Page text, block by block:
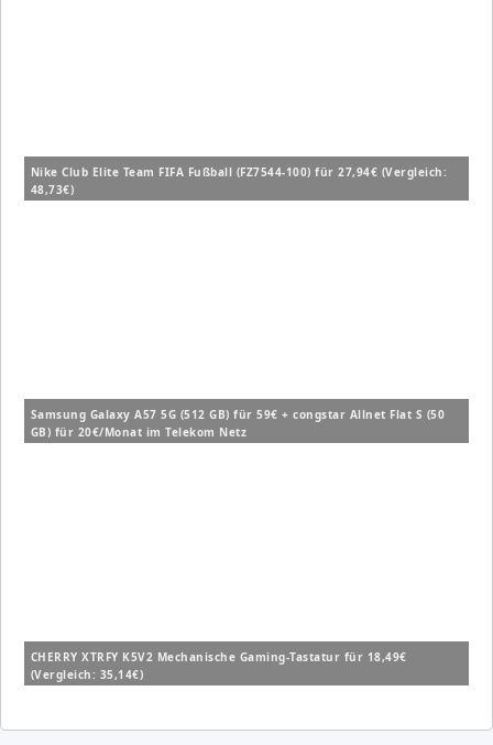
Nike Club Elite Team FIFA Fußball (FZ7544-100) für 27,94€ (Vergleich:
48,73€)
Samsung Galaxy A57 5G (512 GB) für 59€ + congstar Allnet Flat S (50
GB) für 20€/Monat im Telekom Netz
CHERRY XTRFY K5V2 Mechanische Gaming-Tastatur für 18,49€
(Vergleich: 35,14€)